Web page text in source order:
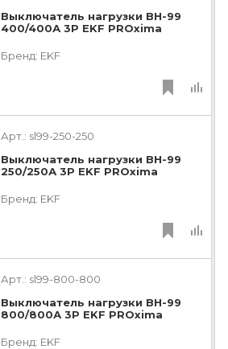
Выключатель нагрузки ВН-99
400/400А 3P EKF PROxima
Бренд: EKF
Арт.: sl99-250-250
Выключатель нагрузки ВН-99
250/250А 3P EKF PROxima
Бренд: EKF
Арт.: sl99-800-800
Выключатель нагрузки ВН-99
800/800А 3P EKF PROxima
Бренд: EKF